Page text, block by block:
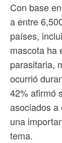
Con base
a entre
países,
mascota ha
parasitaria,
ocurrió
42% afirmó
asociados a
una
tema.